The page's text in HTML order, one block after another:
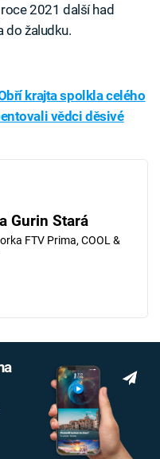
2021 další had
do žaludku.
krajta spolkla celého
vědci děsivé
Gurin Stará
FTV Prima, COOL &